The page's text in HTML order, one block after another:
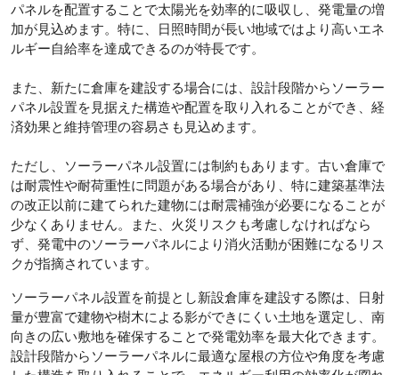
パネルを配置することで太陽光を効率的に吸収し、発電量の増
加が見込めます。特に、日照時間が長い地域ではより高いエネ
ルギー自給率を達成できるのが特長です。
また、新たに倉庫を建設する場合には、設計段階からソーラー
パネル設置を見据えた構造や配置を取り入れることができ、経
済効果と維持管理の容易さも見込めます。
ただし、ソーラーパネル設置には制約もあります。古い倉庫で
は耐震性や耐荷重性に問題がある場合があり、特に建築基準法
の改正以前に建てられた建物には耐震補強が必要になることが
少なくありません。また、火災リスクも考慮しなければなら
ず、発電中のソーラーパネルにより消火活動が困難になるリス
クが指摘されています。
ソーラーパネル設置を前提とし新設倉庫を建設する際は、日射
量が豊富で建物や樹木による影ができにくい土地を選定し、南
向きの広い敷地を確保することで発電効率を最大化できます。
設計段階からソーラーパネルに最適な屋根の方位や角度を考慮